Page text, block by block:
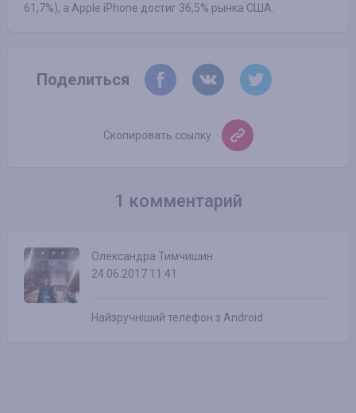
61,7%), а Apple iPhone достиг 36,5% рынка США.
Поделиться
Скопировать ссылку
1 комментарий
Олександра Тимчишин
24.06.2017 11:41
Найзручніший телефон з Android